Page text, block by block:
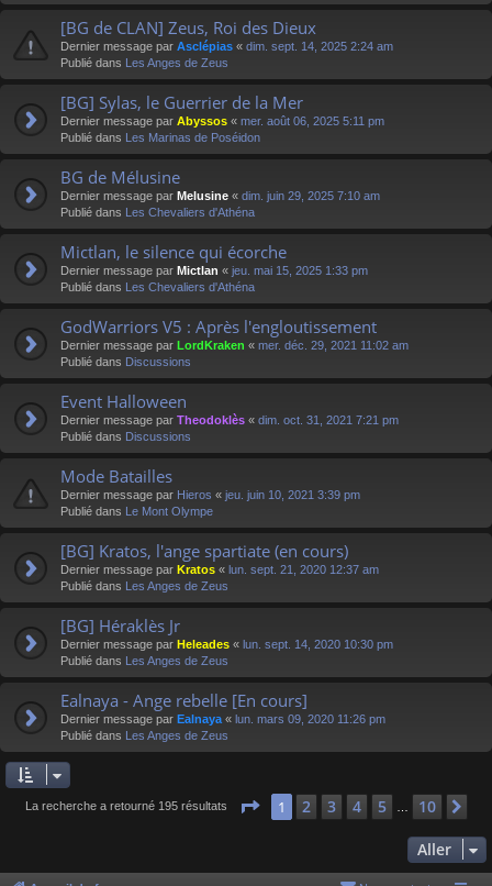
[BG de CLAN] Zeus, Roi des Dieux
Dernier message par Asclépias « dim. sept. 14, 2025 2:24 am
Publié dans Les Anges de Zeus
[BG] Sylas, le Guerrier de la Mer
Dernier message par Abyssos « mer. août 06, 2025 5:11 pm
Publié dans Les Marinas de Poséidon
BG de Mélusine
Dernier message par Melusine « dim. juin 29, 2025 7:10 am
Publié dans Les Chevaliers d'Athéna
Mictlan, le silence qui écorche
Dernier message par Mictlan « jeu. mai 15, 2025 1:33 pm
Publié dans Les Chevaliers d'Athéna
GodWarriors V5 : Après l'engloutissement
Dernier message par LordKraken « mer. déc. 29, 2021 11:02 am
Publié dans Discussions
Event Halloween
Dernier message par Theodoklès « dim. oct. 31, 2021 7:21 pm
Publié dans Discussions
Mode Batailles
Dernier message par Hieros « jeu. juin 10, 2021 3:39 pm
Publié dans Le Mont Olympe
[BG] Kratos, l'ange spartiate (en cours)
Dernier message par Kratos « lun. sept. 21, 2020 12:37 am
Publié dans Les Anges de Zeus
[BG] Héraklès Jr
Dernier message par Heleades « lun. sept. 14, 2020 10:30 pm
Publié dans Les Anges de Zeus
Ealnaya - Ange rebelle [En cours]
Dernier message par Ealnaya « lun. mars 09, 2020 11:26 pm
Publié dans Les Anges de Zeus
La recherche a retourné 195 résultats Page 1sur 10
1 2 3 4 5 10
Aller